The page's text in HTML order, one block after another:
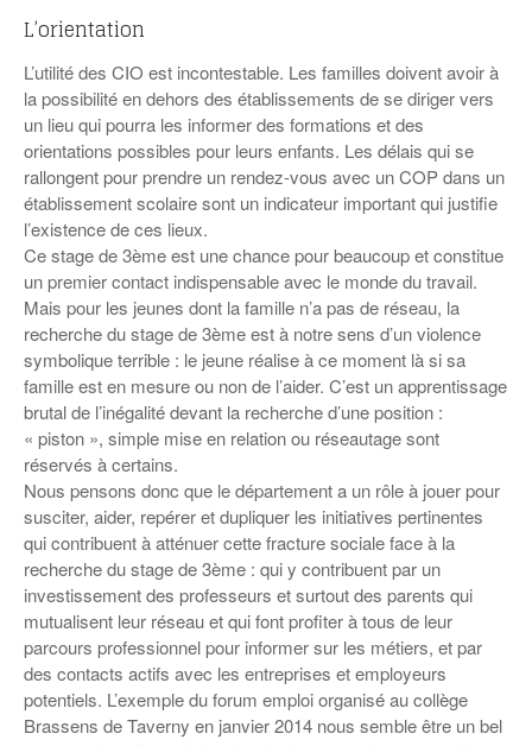
L’orientation
L’utilité des CIO est incontestable. Les familles doivent avoir à
la possibilité en dehors des établissements de se diriger vers
un lieu qui pourra les informer des formations et des
orientations possibles pour leurs enfants. Les délais qui se
rallongent pour prendre un rendez-vous avec un COP dans un
établissement scolaire sont un indicateur important qui justifie
l’existence de ces lieux.
Ce stage de 3ème est une chance pour beaucoup et constitue
un premier contact indispensable avec le monde du travail.
Mais pour les jeunes dont la famille n’a pas de réseau, la
recherche du stage de 3ème est à notre sens d’un violence
symbolique terrible : le jeune réalise à ce moment là si sa
famille est en mesure ou non de l’aider. C’est un apprentissage
brutal de l’inégalité devant la recherche d’une position :
« piston », simple mise en relation ou réseautage sont
réservés à certains.
Nous pensons donc que le département a un rôle à jouer pour
susciter, aider, repérer et dupliquer les initiatives pertinentes
qui contribuent à atténuer cette fracture sociale face à la
recherche du stage de 3ème : qui y contribuent par un
investissement des professeurs et surtout des parents qui
mutualisent leur réseau et qui font profiter à tous de leur
parcours professionnel pour informer sur les métiers, et par
des contacts actifs avec les entreprises et employeurs
potentiels. L’exemple du forum emploi organisé au collège
Brassens de Taverny en janvier 2014 nous semble être un bel